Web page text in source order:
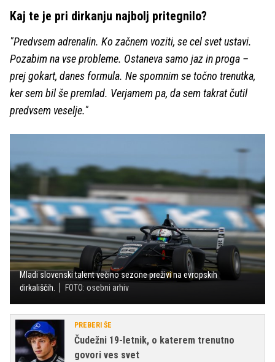
Kaj te je pri dirkanju najbolj pritegnilo?
"Predvsem adrenalin. Ko začnem voziti, se cel svet ustavi.
Pozabim na vse probleme. Ostaneva samo jaz in proga –
prej gokart, danes formula. Ne spomnim se točno trenutka,
ker sem bil še premlad. Verjamem pa, da sem takrat čutil
predvsem veselje."
Mladi slovenski talent večino sezone preživi na evropskih
dirkališčih.
FOTO: osebni arhiv
PREBERI ŠE
Čudežni 19-letnik, o katerem trenutno
govori ves svet